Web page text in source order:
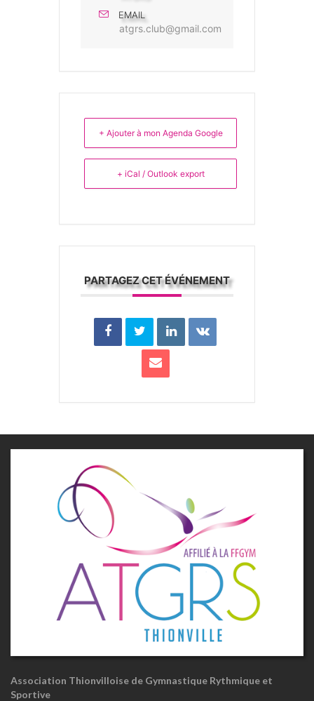
EMAIL
atgrs.club@gmail.com
+ Ajouter à mon Agenda Google
+ iCal / Outlook export
PARTAGEZ CET ÉVÉNEMENT
Association Thionvilloise de Gymnastique Rythmique et
Sportive